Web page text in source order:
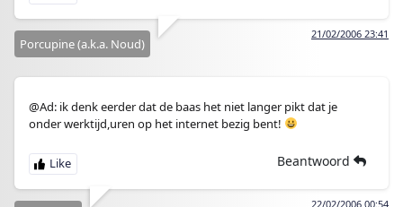
21/02/2006 23:41
Porcupine (a.k.a. Noud)
@Ad: ik denk eerder dat de baas het niet langer pikt dat je
onder werktijd,uren op het internet bezig bent!
Beantwoord
22/02/2006 00:54